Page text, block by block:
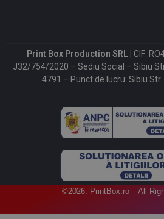
Print Box Production SRL | CIF:
J32/754/2020 – Sediu Social – Sibiu
4791 – Punct de lucru: Sibiu
©2026. PrintBox.ro – All